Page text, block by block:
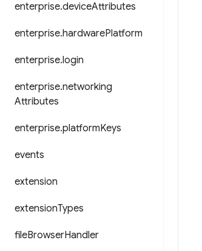
enterprise.deviceAttributes
enterprise.hardwarePlatform
enterprise.login
enterprise.networking
Attributes
enterprise.platformKeys
events
extension
extensionTypes
fileBrowserHandler